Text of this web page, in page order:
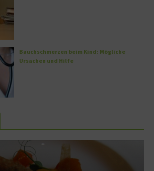
Bauchschmerzen beim Kind: Mögliche
Ursachen und Hilfe